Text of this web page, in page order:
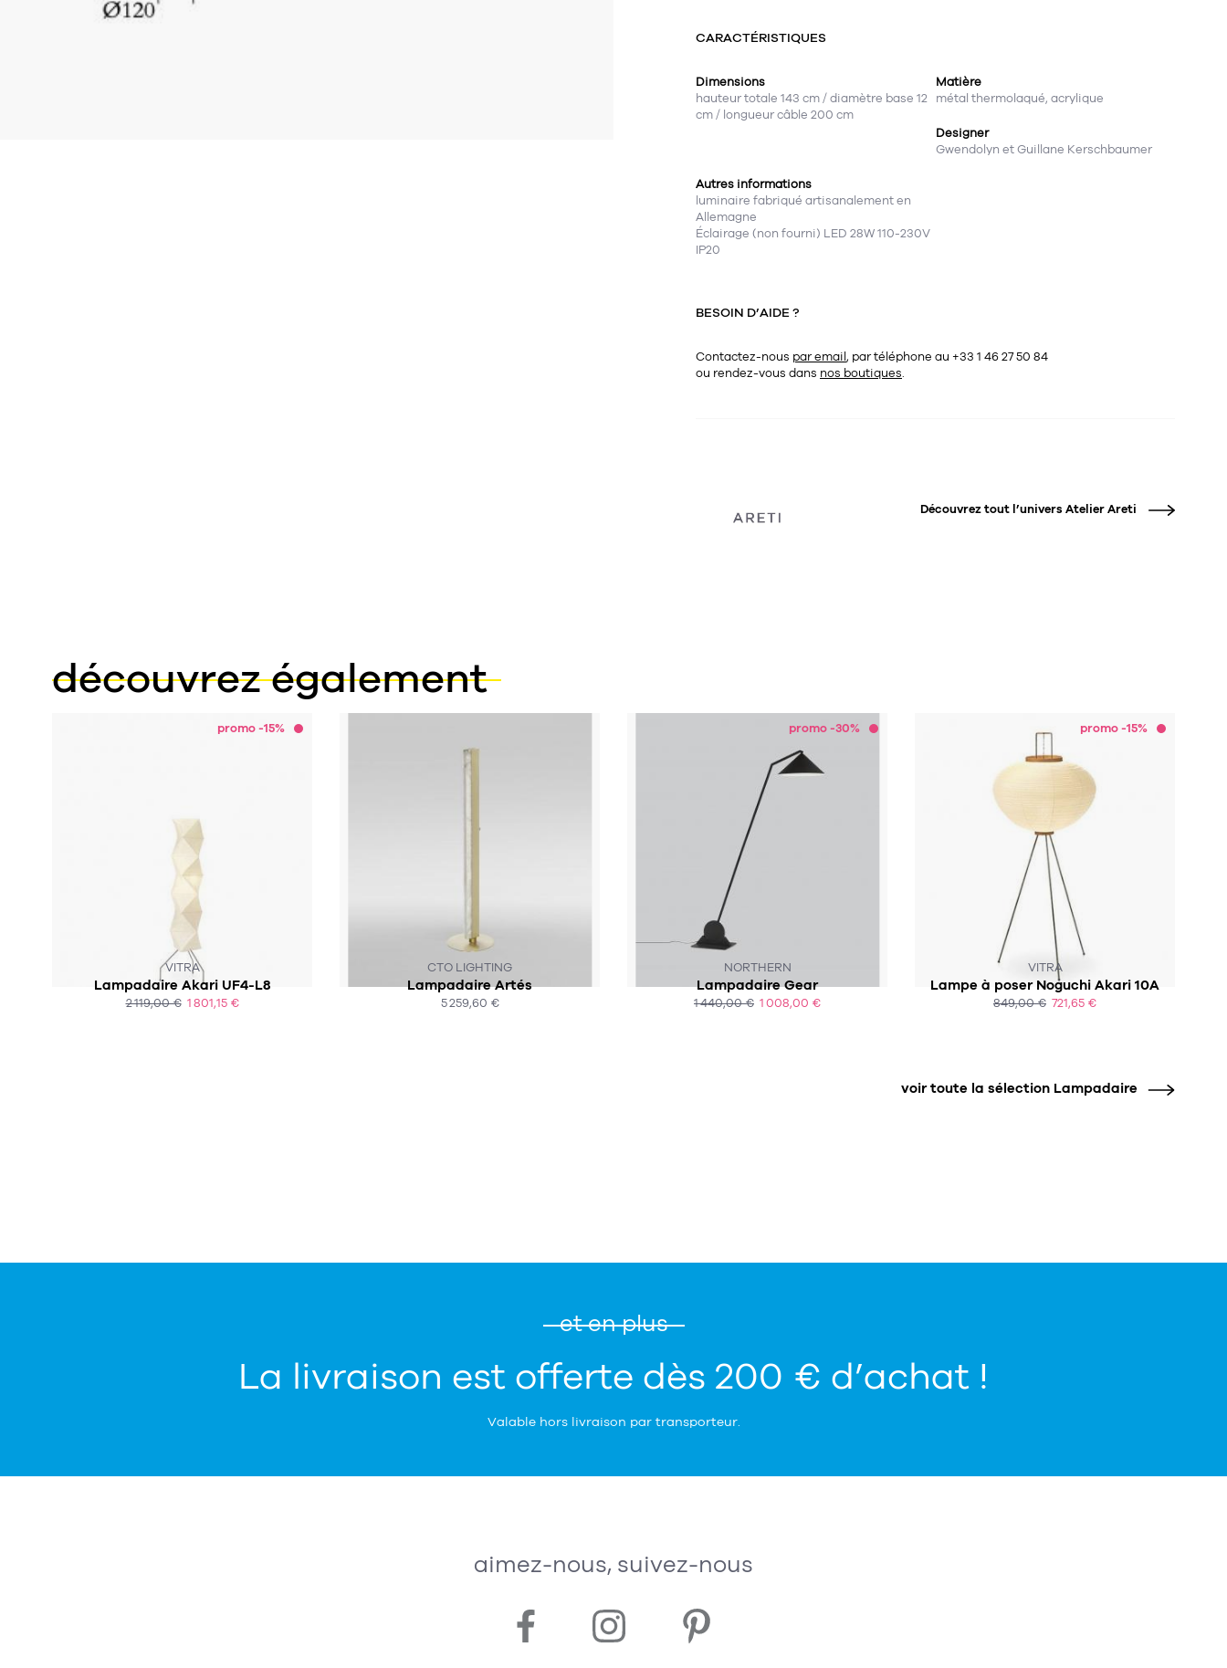
CARACTÉRISTIQUES
Dimensions
hauteur totale 143 cm / diamètre base 12
cm / longueur câble 200 cm
Matière
métal thermolaqué, acrylique
Designer
Gwendolyn et Guillane Kerschbaumer
Autres informations
luminaire fabriqué artisanalement en
Allemagne
Éclairage (non fourni) LED 28W 110-230V
IP20
BESOIN D’AIDE ?
Contactez-nous par email, par téléphone au +33 1 46 27 50 84
ou rendez-vous dans nos boutiques.
Découvrez tout l’univers Atelier Areti
découvrez également
promo -15%
VITRA
Lampadaire Akari UF4-L8
2 119,00 € 1 801,15 €
CTO LIGHTING
Lampadaire Artés
5 259,60 €
promo -30%
NORTHERN
Lampadaire Gear
1 440,00 € 1 008,00 €
promo -15%
VITRA
Lampe à poser Noguchi Akari 10A
849,00 € 721,65 €
voir toute la sélection Lampadaire
et en plus
La livraison est offerte dès 200 € d’achat !
Valable hors livraison par transporteur.
aimez-nous, suivez-nous